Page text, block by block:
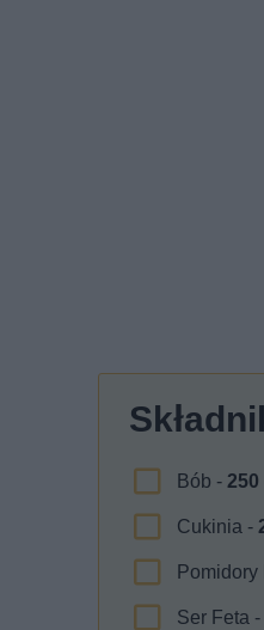
Bób - 250
Cukinia -
Pomidory
Ser Feta -